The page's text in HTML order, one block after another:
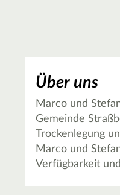
Über uns
Marco und
Gemeinde
Trockenlegung
Marco und
Verfügbarkeit